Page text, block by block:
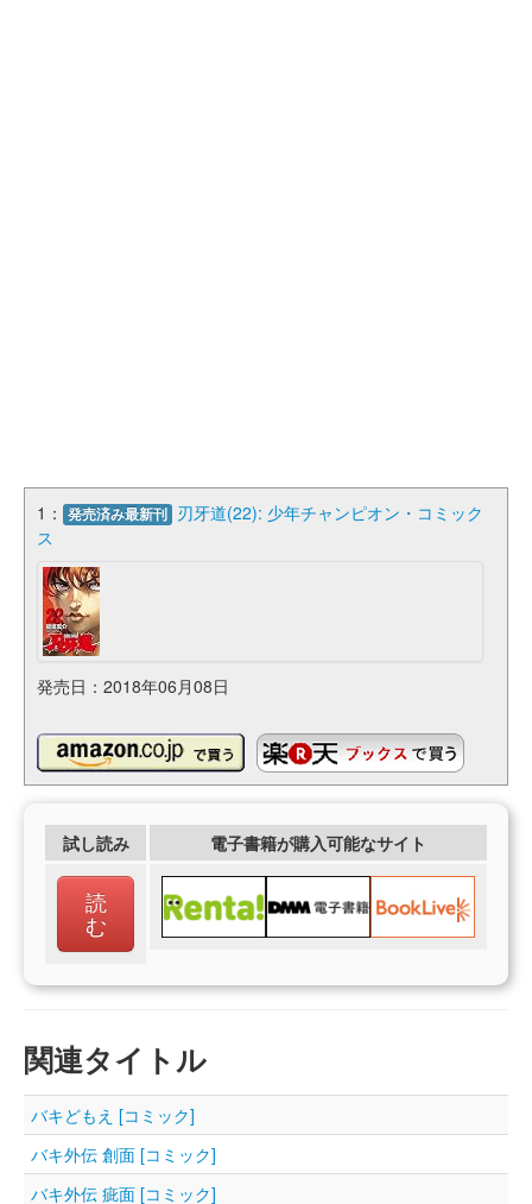
1： 発売済み最新刊 刃牙道(22): 少年チャンピオン・コミック
ス
発売日：2018年06月08日
試し読み 電子書籍が購入可能なサイト
読
む
関連タイトル
バキどもえ [コミック]
バキ外伝 創面 [コミック]
バキ外伝 疵面 [コミック]